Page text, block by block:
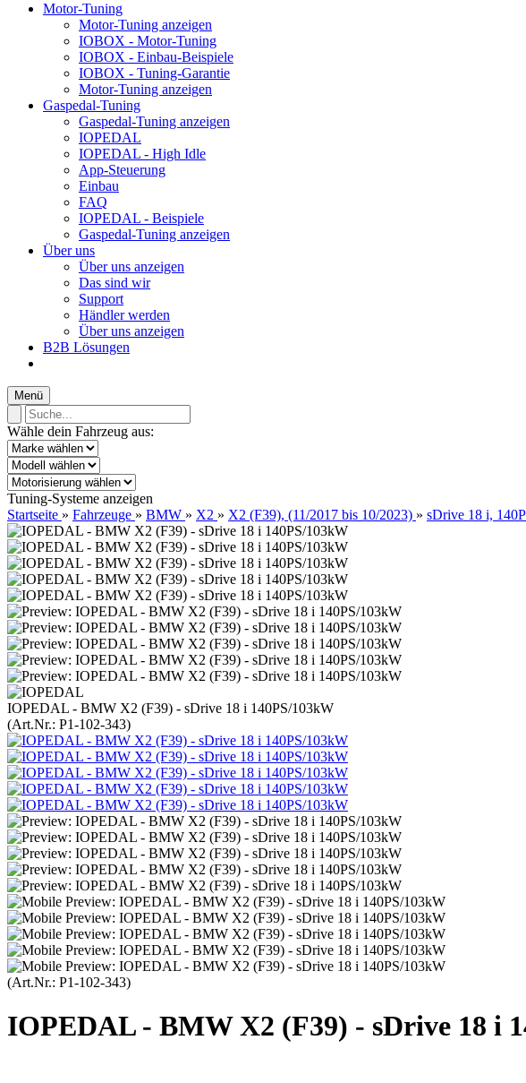
Motor-Tuning
Motor-Tuning anzeigen
IOBOX - Motor-Tuning
IOBOX - Einbau-Beispiele
IOBOX - Tuning-Garantie
Motor-Tuning anzeigen
Gaspedal-Tuning
Gaspedal-Tuning anzeigen
IOPEDAL
IOPEDAL - High Idle
App-Steuerung
Einbau
FAQ
IOPEDAL - Beispiele
Gaspedal-Tuning anzeigen
Über uns
Über uns anzeigen
Das sind wir
Support
Händler werden
Über uns anzeigen
B2B Lösungen
Menü
Wähle dein Fahrzeug aus:
Tuning-Systeme anzeigen
Startseite » Fahrzeuge » BMW » X2 » X2 (F39), (11/2017 bis 10/2023) » sDrive 18 i,
IOPEDAL - BMW X2 (F39) - sDrive 18 i 140PS/103kW
(Art.Nr.: P1-102-343)
(Art.Nr.: P1-102-343)
IOPEDAL - BMW X2 (F39) - sDrive 18 i